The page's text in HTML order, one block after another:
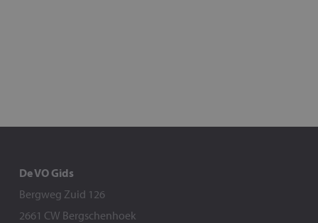
De VO Gids
Bergweg Zuid 126
2661 CW Bergschenhoek